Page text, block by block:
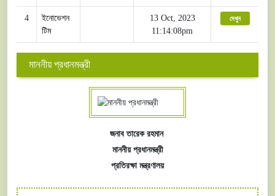
4
ইনোভেশন
টিম
13 Oct, 2023
11:14:08pm
দেখুন
মাননীয় প্রধানমন্ত্রী
জনাব তারেক রহমান
মাননীয় প্রধানমন্ত্রী
প্রতিরক্ষা মন্ত্রণালয়